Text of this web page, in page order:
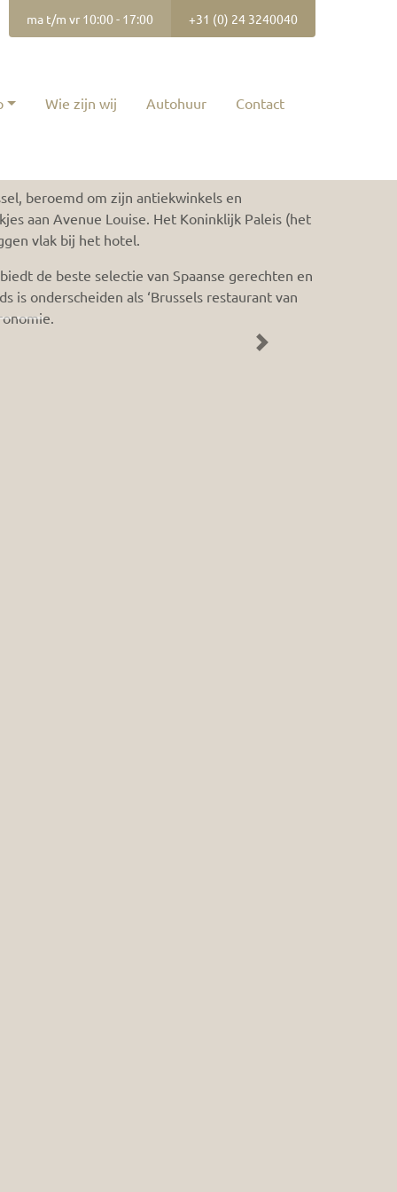
ma t/m vr 10:00 - 17:00 +31 (0) 24 3240040
Wie zijn wij Autohuur Contact
beroemd om zijn antiekwinkels en
aan Avenue Louise. Het Koninklijk Paleis (het
vlak bij het hotel.
de beste selectie van Spaanse gerechten en
onderscheiden als ‘Brussels restaurant van
Next